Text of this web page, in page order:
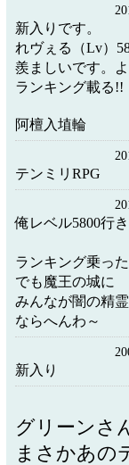
新入りです。
れヴぇる（Lv）
羨ましいです。
ランキング載る!!
阿檀入埴輪
テンミリRPG
俺レベル5800行
ランキング乗っ
でも魔王の城に
みんなが闇の精
ならへんわ～
新入り
グリーンさ
まさかあの